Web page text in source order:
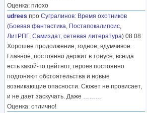
Оценка: плохо
udrees про Сугралинов: Время охотников
(Боевая фантастика, Постапокалипсис,
ЛитРПГ, Самиздат, сетевая литература) 08 08
Хорошее продолжение, годное, вдумчивое.
Главное, постоянно держит в тонусе, всегда
есть какой-то цейтнот, героев постоянно
подгоняют обстоятельства и новые
возникающие опасности. Сюжет не провисает,
и не дает заскучать. Даже ………
Оценка: отлично!